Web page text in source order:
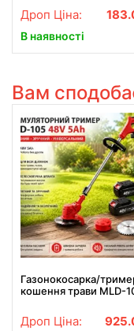
автопічка, автодувка
Дроп Ціна:
В наявності
Вам
Газонокосарка/
кошення трави MLD-
5Ah / Акумуляторний
інструмент 2 АКБ
Дроп Ціна: